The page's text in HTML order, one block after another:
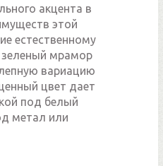
акцента в
этой
естественному
зеленый мрамор
вариацию
цвет дает
под белый
метал или